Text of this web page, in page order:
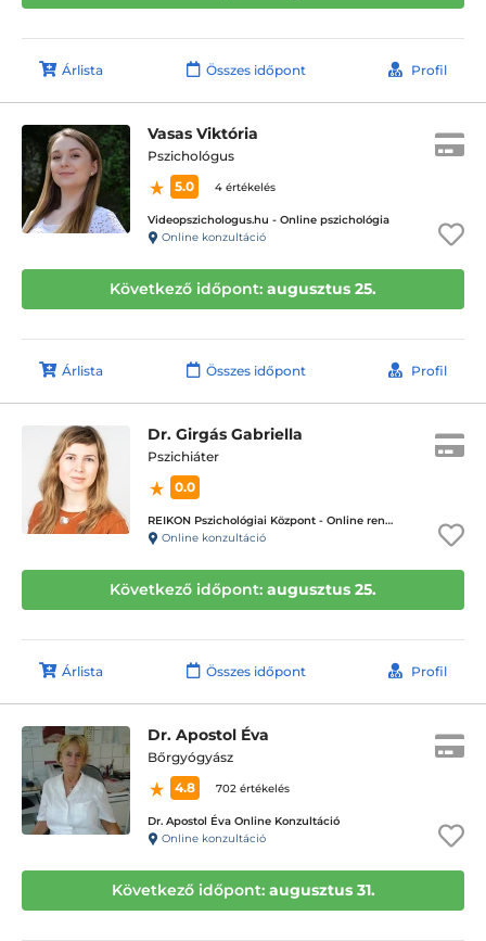
Árlista Összes időpont Profil
Vasas Viktória
Pszichológus
5.0
4 értékelés
Videopszichologus.hu - Online pszichológia
Online konzultáció
Következő időpont: augusztus 25.
Árlista Összes időpont Profil
Dr. Girgás Gabriella
Pszichiáter
0.0
REIKON Pszichológiai Központ - Online rendelés
Online konzultáció
Következő időpont: augusztus 25.
Árlista Összes időpont Profil
Dr. Apostol Éva
Bőrgyógyász
4.8
702 értékelés
Dr. Apostol Éva Online Konzultáció
Online konzultáció
Következő időpont: augusztus 31.